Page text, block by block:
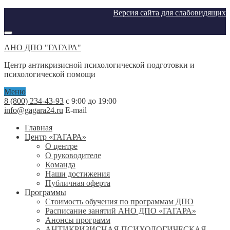
Версия сайта для слабовидящих
АНО ДПО "ГАГАРА"
Центр антикризисной психологической подготовки и
психологической помощи
Меню
8 (800) 234-43-93 с 9:00 до 19:00
info@gagara24.ru E-mail
Главная
Центр «ГАГАРА»
О центре
О руководителе
Команда
Наши достижения
Публичная оферта
Программы
Стоимость обучения по программам ДПО
Расписание занятий АНО ДПО «ГАГАРА»
Анонсы программ